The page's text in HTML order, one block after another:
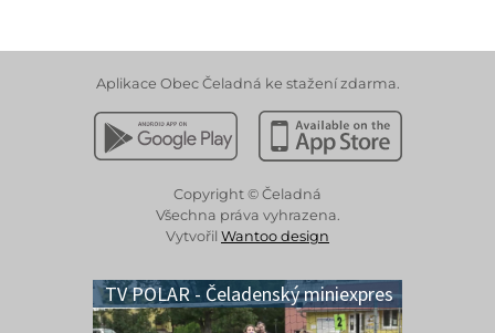
Aplikace Obec Čeladná ke stažení zdarma.
Stáhnout z Google PlayStáhnout z Apple App
Copyright © Čeladná
Všechna práva vyhrazena.
Vytvořil Wantoo design